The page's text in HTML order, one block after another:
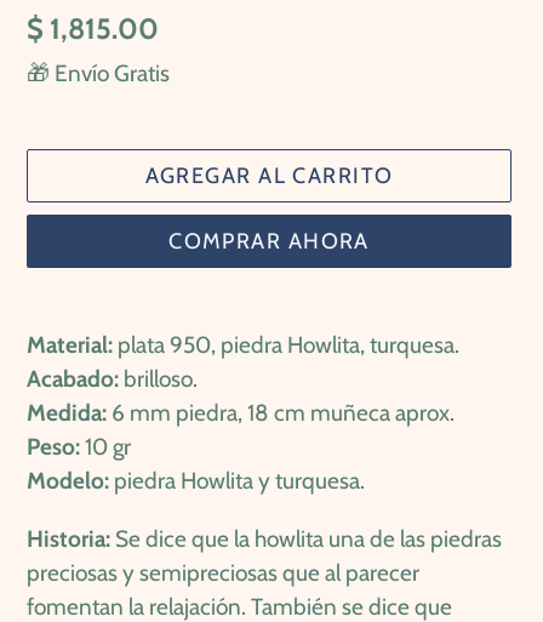
Precio
habitual
$ 1,815.00
🎁 Envío Gratis
AGREGAR AL CARRITO
COMPRAR AHORA
el
producto
a
tu
carrito
compra
Material: plata 950, piedra Howlita, turquesa.
Acabado: brilloso.
Medida: 6 mm piedra, 18 cm muñeca aprox.
Peso:10 gr
Modelo: piedra Howlita y turquesa.
Historia: Se dice que la howlita una de las piedras
preciosas y semipreciosas que al parecer
fomentan la relajación. También se dice que